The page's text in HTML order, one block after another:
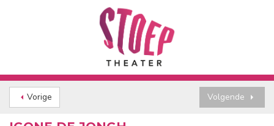
Vorige Volgende